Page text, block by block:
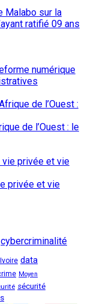
Malabo sur la
ratifié 09 ans
numérique
de l’Ouest : le
privée et vie
cybercriminalité
data
Moyen
sécurité